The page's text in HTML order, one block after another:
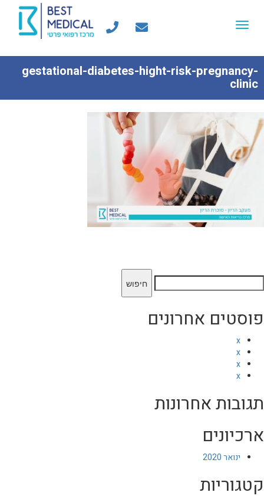
Toggle
gestational-diabetes-hight-risk-pregnancy-
clinic
חיפוש:
פוסטים אחרונים
x
x
x
x
תגובות אחרונות
ארכיונים
ינואר 2020
קטגוריות